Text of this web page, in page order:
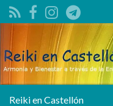
Reiki en Castellón